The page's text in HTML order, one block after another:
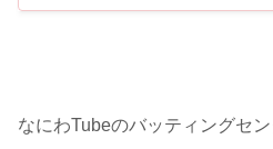
なにわTubeのバッティングセ